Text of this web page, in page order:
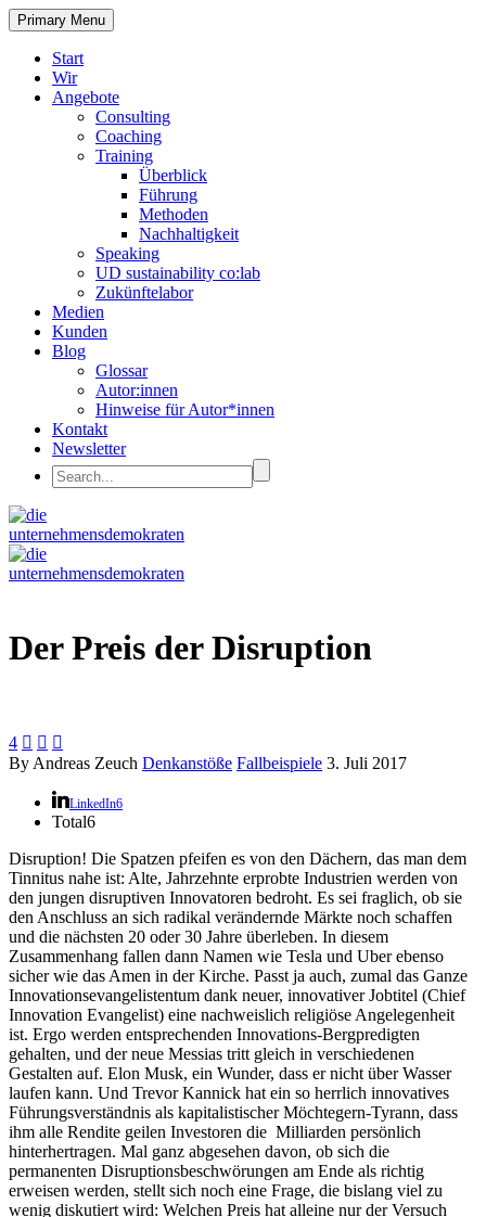
Primary Menu
Start
Wir
Angebote
Consulting
Coaching
Training
Überblick
Führung
Methoden
Nachhaltigkeit
Speaking
UD sustainability co:lab
Zukünftelabor
Medien
Kunden
Blog
Glossar
Autor:innen
Hinweise für Autor*innen
Kontakt
Newsletter
Der Preis der Disruption
4   
By Andreas Zeuch Denkanstöße Fallbeispiele 3. Juli 2017
LinkedIn6
Total6
Disruption! Die Spatzen pfeifen es von den Dächern, das man dem
Tinnitus nahe ist: Alte, Jahrzehnte erprobte Industrien werden von
den jungen disruptiven Innovatoren bedroht. Es sei fraglich, ob sie
den Anschluss an sich radikal verändernde Märkte noch schaffen
und die nächsten 20 oder 30 Jahre überleben. In diesem
Zusammenhang fallen dann Namen wie Tesla und Uber ebenso
sicher wie das Amen in der Kirche. Passt ja auch, zumal das Ganze
Innovationsevangelistentum dank neuer, innovativer Jobtitel (Chief
Innovation Evangelist) eine nachweislich religiöse Angelegenheit
ist. Ergo werden entsprechenden Innovations-Bergpredigten
gehalten, und der neue Messias tritt gleich in verschiedenen
Gestalten auf. Elon Musk, ein Wunder, dass er nicht über Wasser
laufen kann. Und Trevor Kannick hat ein so herrlich innovatives
Führungsverständnis als kapitalistischer Möchtegern-Tyrann, dass
ihm alle Rendite geilen Investoren die Milliarden persönlich
hinterhertragen. Mal ganz abgesehen davon, ob sich die
permanenten Disruptionsbeschwörungen am Ende als richtig
erweisen werden, stellt sich noch eine Frage, die bislang viel zu
wenig diskutiert wird: Welchen Preis hat alleine nur der Versuch